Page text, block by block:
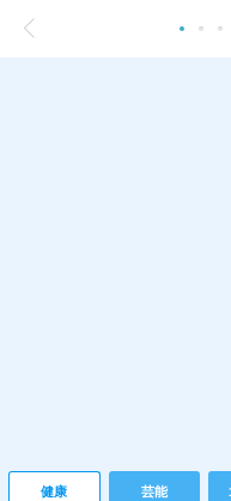
健康 芸能